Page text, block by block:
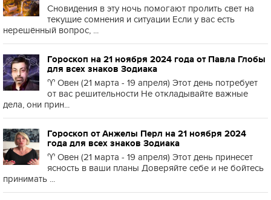
Сновидения в эту ночь помогают пролить свет на
текущие сомнения и ситуации Если у вас есть
нерешённый вопрос, ...
Гороскоп на 21 ноября 2024 года от Павла Глобы
для всех знаков Зодиака
♈️ Овен (21 марта - 19 апреля) Этот день потребует
от вас решительности Не откладывайте важные
дела, они прин...
Гороскоп от Анжелы Перл на 21 ноября 2024
года для всех знаков Зодиака
♈️ Овен (21 марта - 19 апреля) Этот день принесет
ясность в ваши планы Доверяйте себе и не бойтесь
принимать ...